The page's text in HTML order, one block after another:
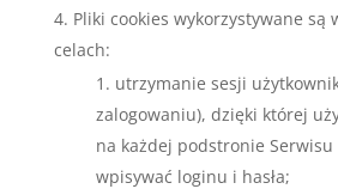
Pliki cookies wykorzystywane są
celach:
utrzymanie sesji
zalogowaniu), dzięki której
na każdej podstronie
wpisywać loginu i hasła;